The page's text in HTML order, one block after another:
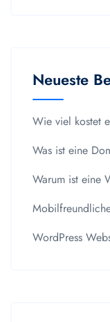
Neueste
Wie viel kostet
Was ist eine
Warum ist eine
WordPress